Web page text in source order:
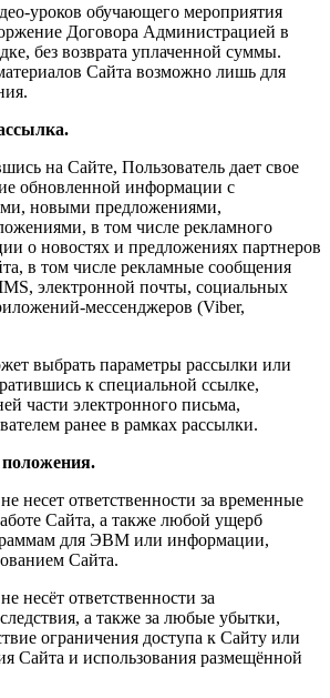
уроков обучающего мероприятия
Договора Администрацией в
без возврата уплаченной суммы.
Сайта возможно лишь для
на Сайте, Пользователь дает свое
обновленной информации с
новыми предложениями,
в том числе рекламного
о новостях и предложениях партнеров
в том числе рекламные сообщения
электронной почты, социальных
мессенджеров (Viber,
выбрать параметры рассылки или
к специальной ссылке,
части электронного письма,
ранее в рамках рассылки.
несет ответственности за временные
Сайта, а также любой ущерб
для ЭВМ или информации,
Сайта.
несёт ответственности за
а также за любые убытки,
ограничения доступа к Сайту или
Сайта и использования размещённой